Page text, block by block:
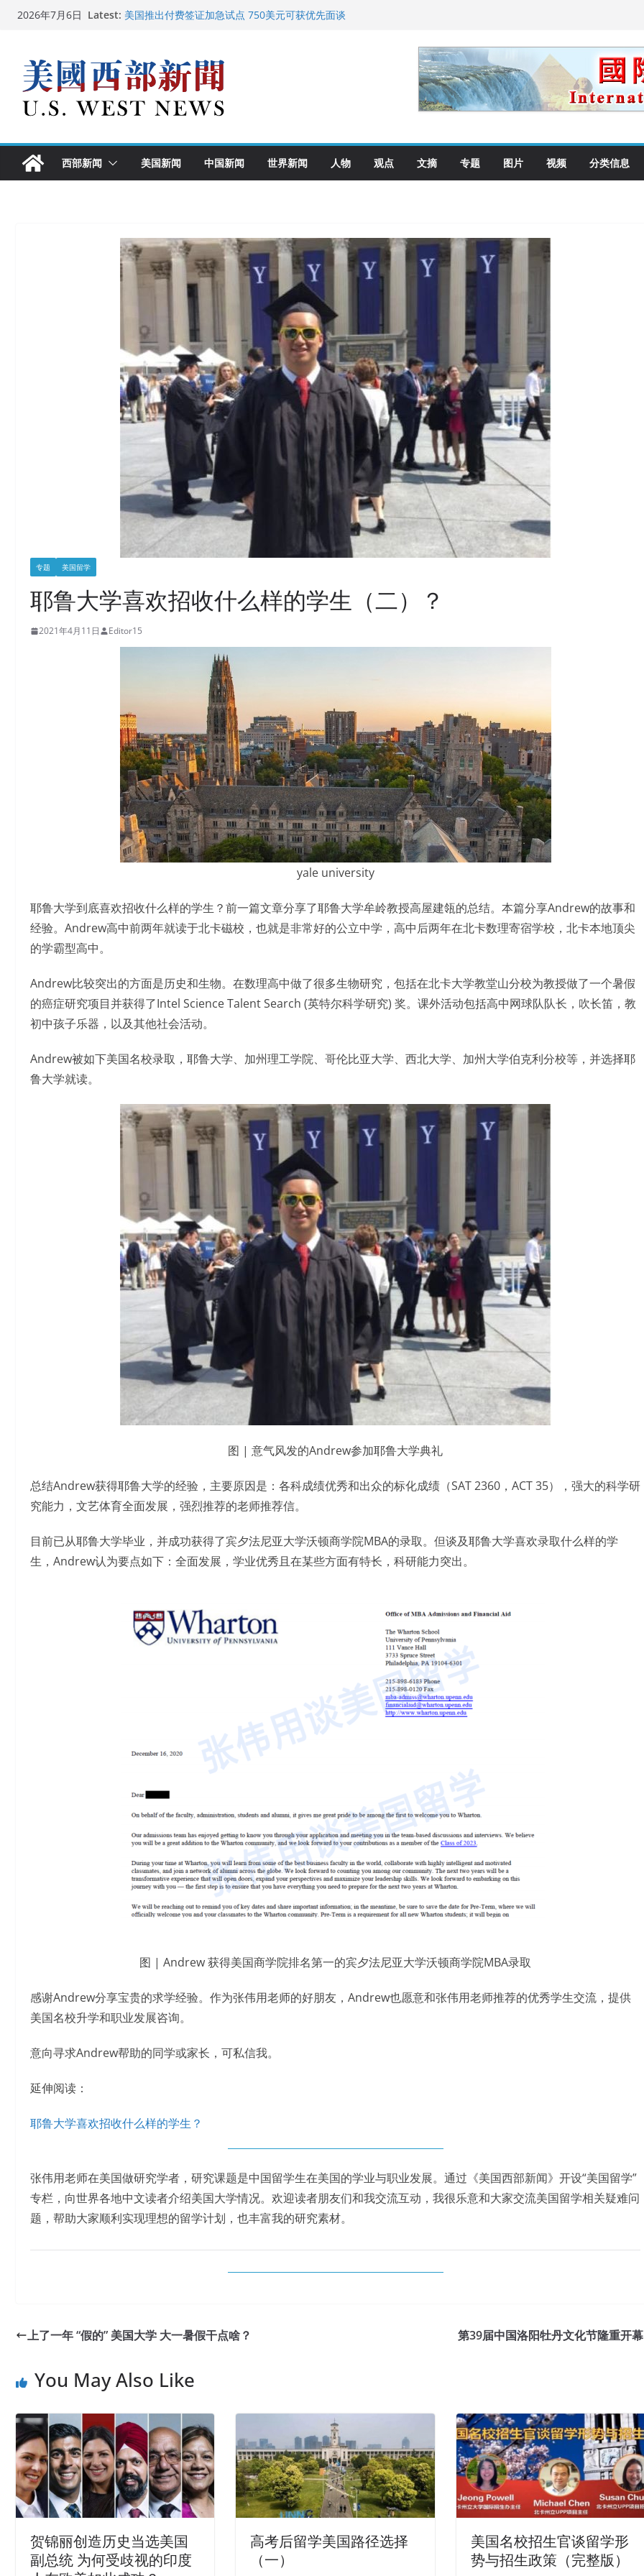
Skip2026年7月6日 Latest: 美国推出付费签证加急试点 750美元可获优先面谈
中国驻美国大使谢锋邀请美国老教师罗纳德·萨科尔斯基再次访华
广州市沉香协会会长周天明：让沉香有序走向世界
西部新闻 美国新闻 中国新闻 世界新闻 人物 观点 文摘 专题 图片 视频 分类信息
专题 美国留学
耶鲁大学喜欢招收什么样的学生（二）？
2021年4月11日 Editor15
yale university
耶鲁大学到底喜欢招收什么样的学生？前一篇文章分享了耶鲁大学牟岭教授高屋建瓴的总结。本篇分享Andrew的故事和
经验。Andrew高中前两年就读于北卡磁校，也就是非常好的公立中学，高中后两年在北卡数理寄宿学校，北卡本地顶尖
的学霸型高中。
Andrew比较突出的方面是历史和生物。在数理高中做了很多生物研究，包括在北卡大学教堂山分校为教授做了一个暑假
的癌症研究项目并获得了Intel Science Talent Search (英特尔科学研究) 奖。课外活动包括高中网球队队长，吹长笛，教
初中孩子乐器，以及其他社会活动。
Andrew被如下美国名校录取，耶鲁大学、加州理工学院、哥伦比亚大学、西北大学、加州大学伯克利分校等，并选择耶
鲁大学就读。
图 | 意气风发的Andrew参加耶鲁大学典礼
总结Andrew获得耶鲁大学的经验，主要原因是：各科成绩优秀和出众的标化成绩（SAT 2360，ACT 35），强大的科学研
究能力，文艺体育全面发展，强烈推荐的老师推荐信。
目前已从耶鲁大学毕业，并成功获得了宾夕法尼亚大学沃顿商学院MBA的录取。但谈及耶鲁大学喜欢录取什么样的学
生，Andrew认为要点如下：全面发展，学业优秀且在某些方面有特长，科研能力突出。
图 | Andrew 获得美国商学院排名第一的宾夕法尼亚大学沃顿商学院MBA录取
感谢Andrew分享宝贵的求学经验。作为张伟用老师的好朋友，Andrew也愿意和张伟用老师推荐的优秀学生交流，提供
美国名校升学和职业发展咨询。
意向寻求Andrew帮助的同学或家长，可私信我。
延伸阅读：
耶鲁大学喜欢招收什么样的学生？
张伟用老师在美国做研究学者，研究课题是中国留学生在美国的学业与职业发展。通过《美国西部新闻》开设“美国留学”
专栏，向世界各地中文读者介绍美国大学情况。欢迎读者朋友们和我交流互动，我很乐意和大家交流美国留学相关疑难问
题，帮助大家顺利实现理想的留学计划，也丰富我的研究素材。
上了一年 “假的” 美国大学 大一暑假干点啥？ 第39届中国洛阳牡丹文化节隆重开幕
You May Also Like
贺锦丽创造历史当选美国
副总统 为何受歧视的印度
高考后留学美国路径选择
（一）
美国名校招生官谈留学形
势与招生政策（完整版）